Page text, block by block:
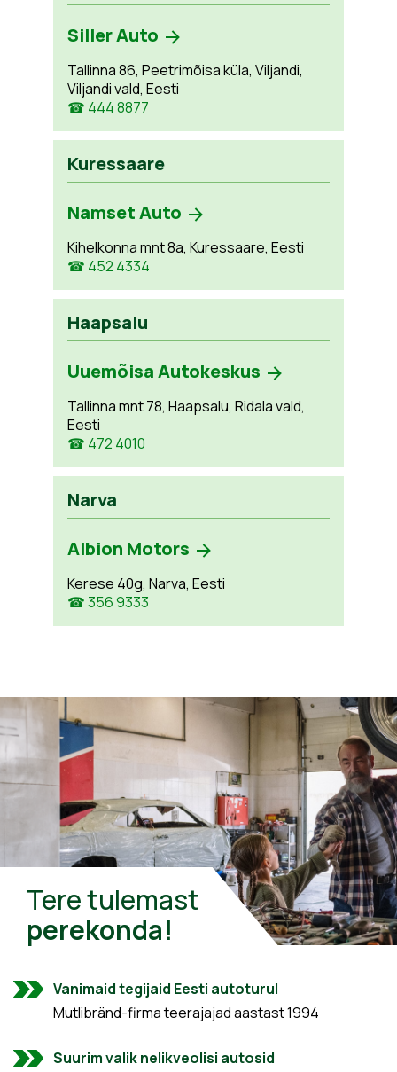
Siller Auto
Tallinna 86, Peetrimõisa küla, Viljandi,
Viljandi vald, Eesti
☎ 444 8877
Kuressaare
Namset Auto
Kihelkonna mnt 8a, Kuressaare, Eesti
☎ 452 4334
Haapsalu
Uuemõisa Autokeskus
Tallinna mnt 78, Haapsalu, Ridala vald,
Eesti
☎ 472 4010
Narva
Albion Motors
Kerese 40g, Narva, Eesti
☎ 356 9333
Tere tulemast
perekonda!
Vanimaid tegijaid Eesti autoturul
Mutlibränd-firma teerajajad aastast 1994
Suurim valik nelikveolisi autosid